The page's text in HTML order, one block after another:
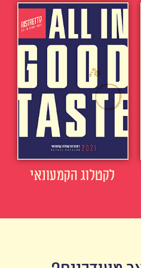
לקטלוג הקמעונאי